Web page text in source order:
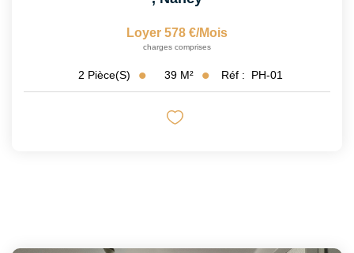
Loyer 578 €/mois
charges comprises
2 Pièce(s) 39 M² Réf : PH-01